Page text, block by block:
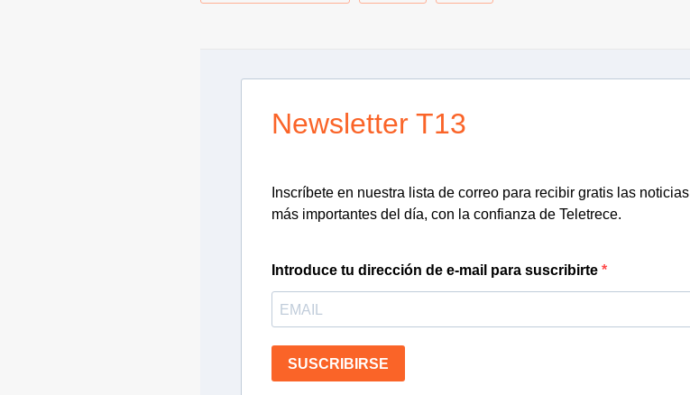
Newsletter T13
Inscríbete en nuestra lista de correo para recibir gratis las noticias
más importantes del día, con la confianza de Teletrece.
Introduce tu dirección de e-mail para suscribirte
SUSCRIBIRSE